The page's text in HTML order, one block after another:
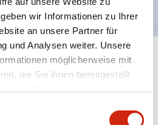
wir Informationen zu Ihrer
an unsere Partner für
und Analysen weiter. Unsere
möglicherweise mit
die Sie ihnen bereitgestellt
Alle erweitern